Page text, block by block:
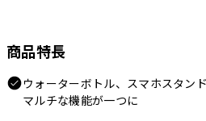
商品特長
ウォーターボトル、スマホスタン
マルチな機能が一つに